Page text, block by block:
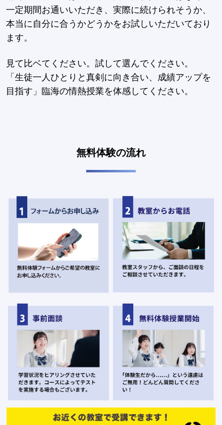
一定期間お通いいただき、実際に続けられそうか、
本当に自分に合うかどうかをお試しいただいており
ます。
見て比ベてください。試して選んでください。
「生徒一人ひとりと真剣に向き合い、成績アップを
目指す」臨海の情熱授業を体感してください。
無料体験の流れ